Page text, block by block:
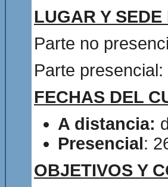
LUGAR Y
Parte no
Parte
FECHAS DEL
A distancia:
Presencial:
OBJETIVOS Y